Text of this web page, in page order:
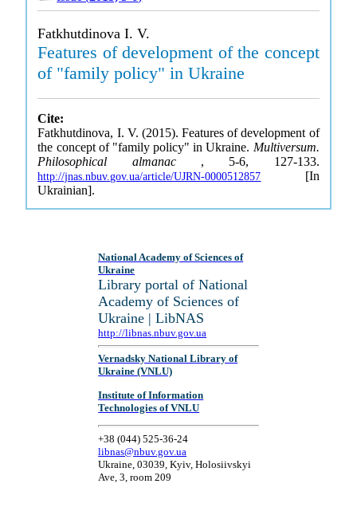
Fatkhutdinova I. V.
Features of development of the concept
of "family policy" in Ukraine
Cite:
Fatkhutdinova, I. V. (2015). Features of development of
the concept of "family policy" in Ukraine. Multiversum.
Philosophical almanac , 5-6, 127-133.
http://jnas.nbuv.gov.ua/article/UJRN-0000512857 [In
Ukrainian].
National Academy of Sciences of
Ukraine
Library portal of National
Academy of Sciences of
Ukraine | LibNAS
http://libnas.nbuv.gov.ua
Vernadsky National Library of
Ukraine (VNLU)
Institute of Information
Technologies of VNLU
+38 (044) 525-36-24
libnas@nbuv.gov.ua
Ukraine, 03039, Kyiv, Holosiivskyi
Ave, 3, room 209